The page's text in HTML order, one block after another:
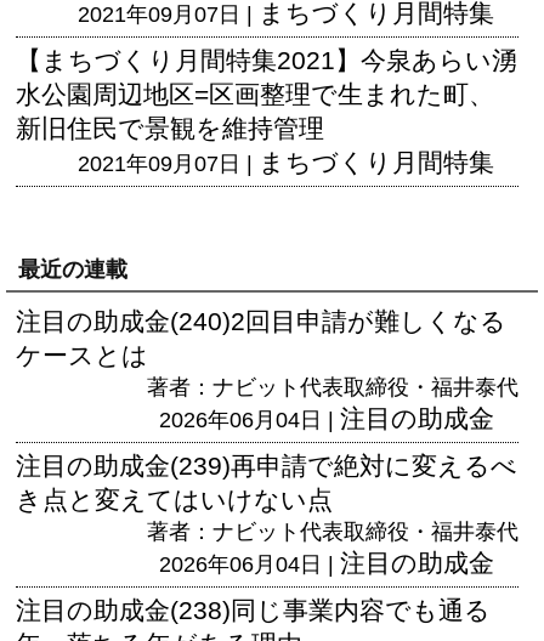
2021年09月07日 | まちづくり月間特集
【まちづくり月間特集2021】今泉あらい湧
水公園周辺地区=区画整理で生まれた町、
新旧住民で景観を維持管理
2021年09月07日 | まちづくり月間特集
最近の連載
注目の助成金(240)2回目申請が難しくなる
ケースとは
著者：ナビット代表取締役・福井泰代
2026年06月04日 | 注目の助成金
注目の助成金(239)再申請で絶対に変えるべ
き点と変えてはいけない点
著者：ナビット代表取締役・福井泰代
2026年06月04日 | 注目の助成金
注目の助成金(238)同じ事業内容でも通る